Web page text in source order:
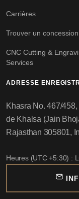
Carrières
Trouver un
CNC Cutting &
Services
ADRESSE
Khasra No. 467/
de Khalsa (Jain
Rajasthan 305801,
Heures (UTC +5:30) :